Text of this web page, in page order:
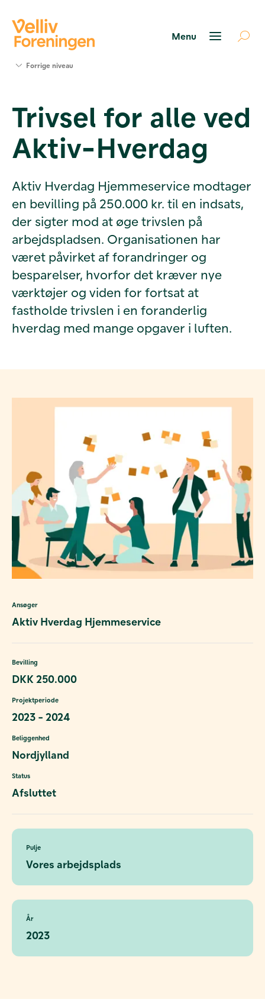
Værktøjer
og viden
Om Velliv
Foreningen
Forrige niveau
Trivsel for alle ved
Aktiv-Hverdag
Aktiv Hverdag Hjemmeservice modtager
en bevilling på 250.000 kr. til en indsats,
der sigter mod at øge trivslen på
arbejdspladsen. Organisationen har
været påvirket af forandringer og
besparelser, hvorfor det kræver nye
værktøjer og viden for fortsat at
fastholde trivslen i en foranderlig
hverdag med mange opgaver i luften.
Ansøger
Aktiv Hverdag Hjemmeservice
Bevilling
DKK 250.000
Projektperiode
2023 - 2024
Beliggenhed
Nordjylland
Status
Afsluttet
Pulje
Vores arbejdsplads
År
2023